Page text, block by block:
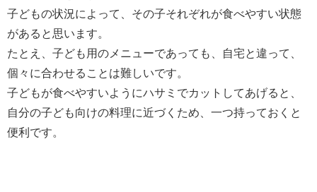
子どもの状況によって、その子それぞれが食べやすい状態
があると思います。
たとえ、子ども用のメニューであっても、自宅と違って、
個々に合わせることは難しいです。
子どもが食べやすいようにハサミでカットしてあげると、
自分の子ども向けの料理に近づくため、一つ持っておくと
便利です。